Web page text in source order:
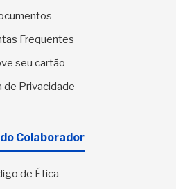
Frequentes
seu cartão
de Privacidade
Colaborador
de Ética